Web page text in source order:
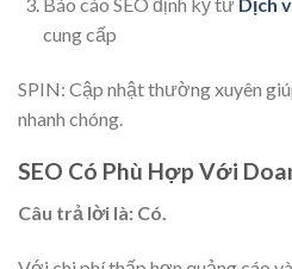
cung cấp
SPIN: Cập nhật thường xuyên
nhanh chóng.
SEO Có Phù Hợp Với
Câu trả lời là: Có.